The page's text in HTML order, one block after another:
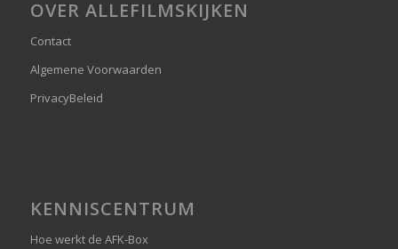
OVER ALLEFILMSKIJKEN
Contact
Algemene Voorwaarden
PrivacyBeleid
KENNISCENTRUM
Hoe werkt de AFK-Box